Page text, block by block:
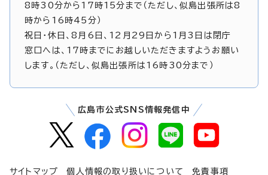
8時30分から17時15分まで（ただし、似島出張所は8
時から16時45分）
祝日・休日、8月6日、12月29日から1月3日は閉庁
窓口へは、17時までにお越しいただきますようお願い
します。（ただし、似島出張所は16時30分まで）
広島市公式SNS情報発信中
サイトマップ 個人情報の取り扱いについて 免責事項